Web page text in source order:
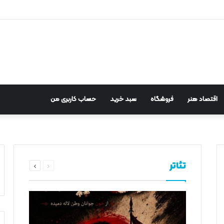
اقتصاد هنر فروشگاه سبد خرید حساب کاربری من
تلفیقی «سوگ سیاووش»
از یاد» منتشر شد
موزه هنرهای معاصر تهران
به صحنه باز
روایتگر تصمیم سرنوشت ساز یک
تئاتر
صفحه